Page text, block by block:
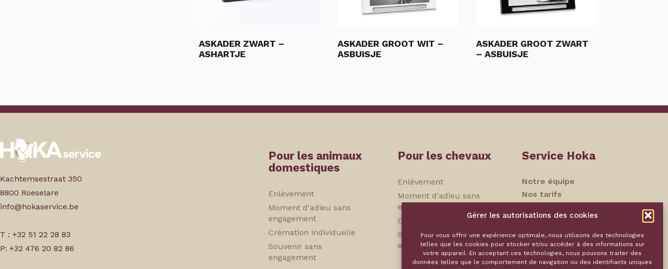
Gérer les autorisations des cookies
Pour vous offrir une expérience optimale, nous utilisons des technologies
telles que les cookies pour stocker et/ou accéder à des informations sur
votre appareil. En acceptant ces technologies, nous pouvons traiter des
données telles que le comportement de navigation ou des identifiants uniques
ASKADER ZWART –
ASHARTJE
ASKADER GROOT WIT –
ASBUISJE
ASKADER GROOT ZWART
– ASBUISJE
Kachtemsestraat 350
8800 Roeselare
info@hokaservice.be
T : +32 51 22 28 83
P: +32 476 20 82 86
Pour les animaux
domestiques
Enlèvement
Moment d'adieu sans
engagement
Crémation individuelle
Souvenir sans
engagement
Pour les chevaux
Enlèvement
Moment d'adieu sans
engagement
Crémation individuelle
Souvenir sans
engagement
Service Hoka
Notre équipe
Nos tarifs
Contact
Politique de
confidentialité